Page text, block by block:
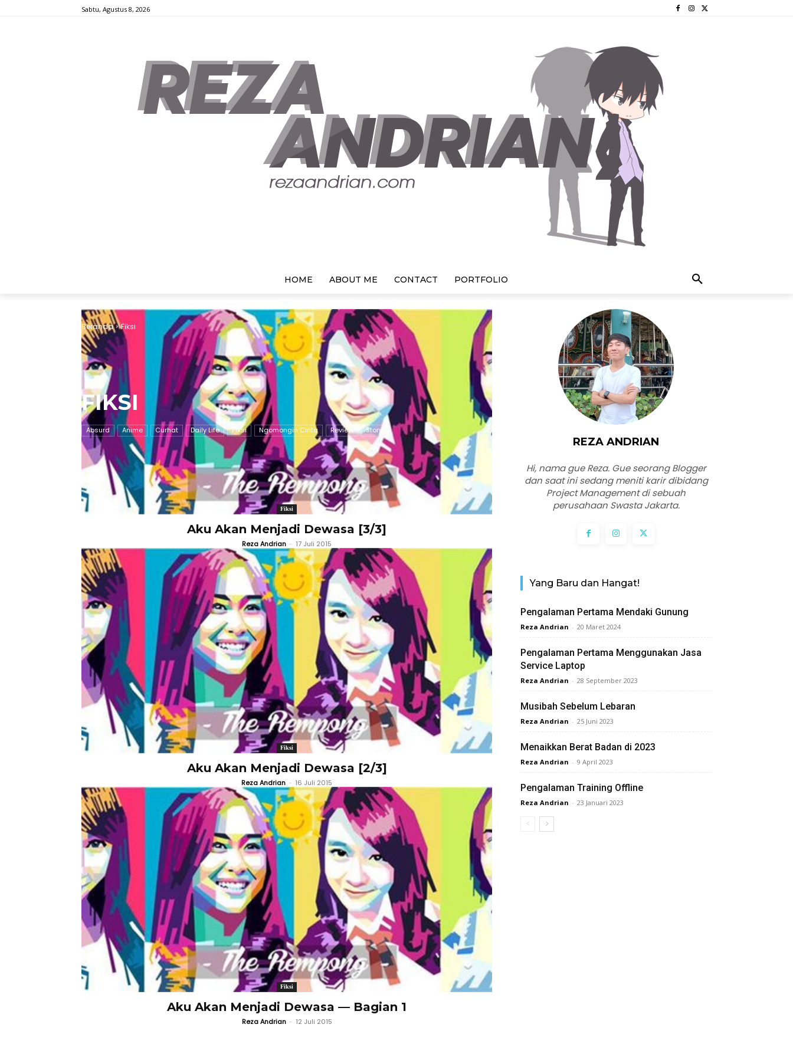
Sabtu, Agustus 8, 2026
HOME ABOUT ME CONTACT PORTFOLIO
Beranda Fiksi
FIKSI
Absurd Anime Curhat Daily Life Fiksi Ngomongin Cinta Review Story
Fiksi
Aku Akan Menjadi Dewasa [3/3]
Reza Andrian - 17 Juli 2015
Fiksi
Aku Akan Menjadi Dewasa [2/3]
Reza Andrian - 16 Juli 2015
Fiksi
Aku Akan Menjadi Dewasa — Bagian 1
Reza Andrian - 12 Juli 2015
REZA ANDRIAN
Hi, nama gue Reza. Gue seorang Blogger
dan saat ini sedang meniti karir dibidang
Project Management di sebuah
perusahaan Swasta Jakarta.
Yang Baru dan Hangat!
Pengalaman Pertama Mendaki Gunung
Reza Andrian - 20 Maret 2024
Pengalaman Pertama Menggunakan Jasa
Service Laptop
Reza Andrian - 28 September 2023
Musibah Sebelum Lebaran
Reza Andrian - 25 Juni 2023
Menaikkan Berat Badan di 2023
Reza Andrian - 9 April 2023
Pengalaman Training Offline
Reza Andrian - 23 Januari 2023